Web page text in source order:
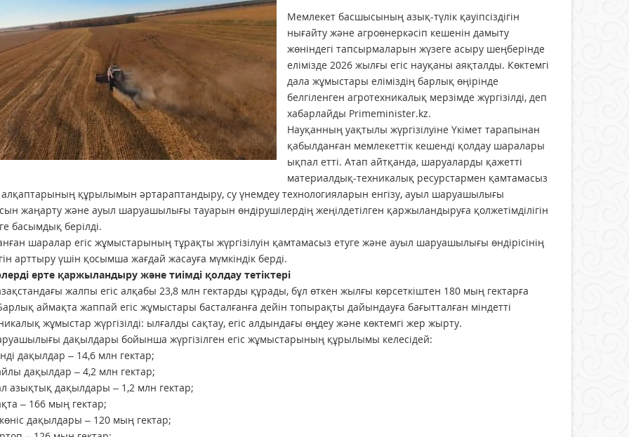
Мемлекет басшысының азық-түлік қауіпсіздігін
нығайту және агроөнеркәсіп кешенін дамыту
жөніндегі тапсырмаларын жүзеге асыру шеңберінде
елімізде 2026 жылғы егіс науқаны аяқталды. Көктемгі
дала жұмыстары еліміздің барлық өңірінде
белгіленген агротехникалық мерзімде жүргізілді, деп
хабарлайды Primeminister.kz.
Науқанның уақтылы жүргізілуіне Үкімет тарапынан
қабылданған мемлекеттік кешенді қолдау шаралары
ықпал етті. Атап айтқанда, шаруаларды қажетті
материалдық-техникалық ресурстармен қамтамасыз
алқаптарының құрылымын әртараптандыру, су үнемдеу технологияларын енгізу, ауыл шаруашылығы
жаңарту және ауыл шаруашылығы тауарын өндірушілердің жеңілдетілген қаржыландыруға қолжетімділігін
басымдық берілді.
шаралар егіс жұмыстарының тұрақты жүргізілуін қамтамасыз етуге және ауыл шаруашылығы өндірісінің
арттыру үшін қосымша жағдай жасауға мүмкіндік берді.
ерте қаржыландыру және тиімді қолдау тетіктері
жалпы егіс алқабы 23,8 млн гектарды құрады, бұл өткен жылғы көрсеткіштен 180 мың гектарға
аймақта жаппай егіс жұмыстары басталғанға дейін топырақты дайындауға бағытталған міндетті
жұмыстар жүргізілді: ылғалды сақтау, егіс алдындағы өңдеу және көктемгі жер жырту.
дақылдары бойынша жүргізілген егіс жұмыстарының құрылымы келесідей:
дақылдар – 14,6 млн гектар;
дақылдар – 4,2 млн гектар;
азықтық дақылдары – 1,2 млн гектар;
– 166 мың гектар;
дақылдары – 120 мың гектар;